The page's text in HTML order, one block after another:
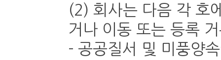
(2) 회사는 다음 각 호
거나 이동 또는 등록
- 공공질서 및 미풍양